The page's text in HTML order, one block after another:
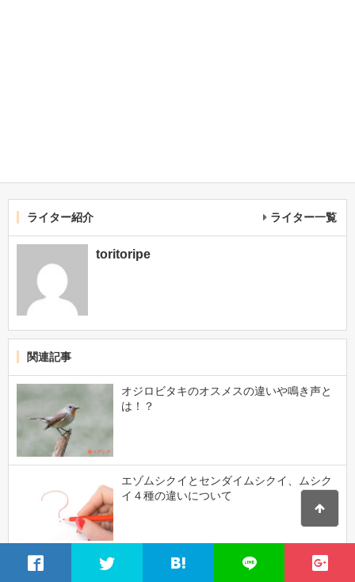
ライター紹介 ライター一覧
toritoripe
関連記事
オジロビタキのオスメスの違いや鳴き声と
は！？
エゾムシクイとセンダイムシクイ、ムシク
イ４種の違いについて
「渡り鳥」シロハラの鳴き声や生態、特徴